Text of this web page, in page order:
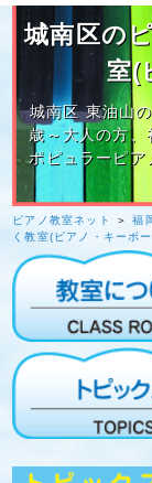
城南区の
室(
城南区 東油山
歳～大人の方、
ポピュラーピア
ピアノ教室ネット ＞福
く教室(ピアノ・キーボ